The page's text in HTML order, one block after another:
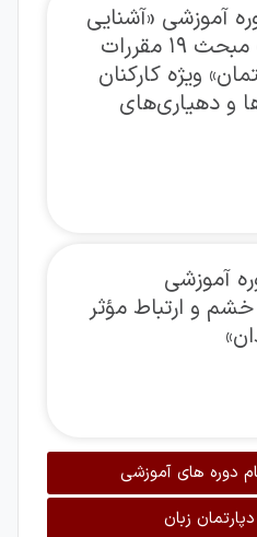
آموزشی «آشنایی
با الزامات مبحث ۱۹ مقررات
ویژه کارکنان
و دهیاری‌های
آموزشی
و ارتباط مؤثر
دوره های آموزشی
دپارتمان زبان